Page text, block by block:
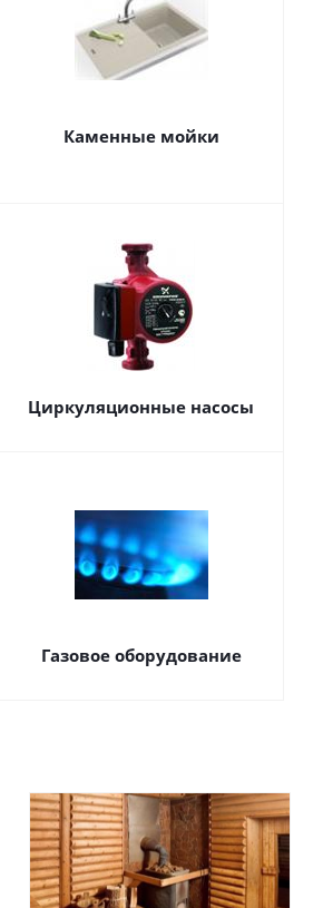
Каменные мойки
Циркуляционные насосы
Газовое оборудование